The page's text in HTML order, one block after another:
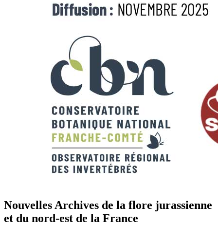
Nouvelles Archives de la flore jurassienne
et du nord-est de la France